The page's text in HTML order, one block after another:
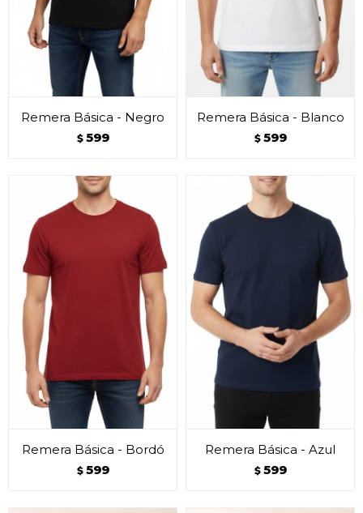
Remera Básica - Negro
$ 599
Remera Básica - Blanco
$ 599
Remera Básica - Bordó
$ 599
Remera Básica - Azul
$ 599